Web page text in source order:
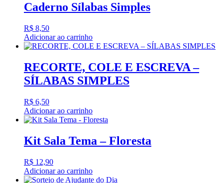
Caderno Sílabas Simples
R$ 8,50
Adicionar ao carrinho
RECORTE, COLE E ESCREVA –
SÍLABAS SIMPLES
R$ 6,50
Adicionar ao carrinho
Kit Sala Tema – Floresta
R$ 12,90
Adicionar ao carrinho